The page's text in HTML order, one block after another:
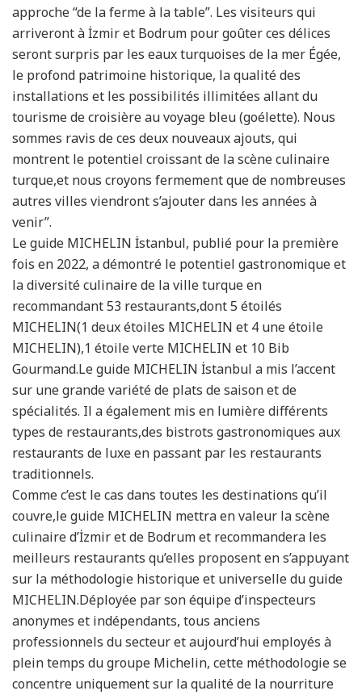
approche “de la ferme à la table”. Les visiteurs qui
arriveront à İzmir et Bodrum pour goûter ces délices
seront surpris par les eaux turquoises de la mer Égée,
le profond patrimoine historique, la qualité des
installations et les possibilités illimitées allant du
tourisme de croisière au voyage bleu (goélette). Nous
sommes ravis de ces deux nouveaux ajouts, qui
montrent le potentiel croissant de la scène culinaire
turque,et nous croyons fermement que de nombreuses
autres villes viendront s’ajouter dans les années à
venir”.
Le guide MICHELIN İstanbul, publié pour la première
fois en 2022, a démontré le potentiel gastronomique et
la diversité culinaire de la ville turque en
recommandant 53 restaurants,dont 5 étoilés
MICHELIN(1 deux étoiles MICHELIN et 4 une étoile
MICHELIN),1 étoile verte MICHELIN et 10 Bib
Gourmand.Le guide MICHELIN İstanbul a mis l’accent
sur une grande variété de plats de saison et de
spécialités. Il a également mis en lumière différents
types de restaurants,des bistrots gastronomiques aux
restaurants de luxe en passant par les restaurants
traditionnels.
Comme c’est le cas dans toutes les destinations qu’il
couvre,le guide MICHELIN mettra en valeur la scène
culinaire d’İzmir et de Bodrum et recommandera les
meilleurs restaurants qu’elles proposent en s’appuyant
sur la méthodologie historique et universelle du guide
MICHELIN.Déployée par son équipe d’inspecteurs
anonymes et indépendants, tous anciens
professionnels du secteur et aujourd’hui employés à
plein temps du groupe Michelin, cette méthodologie se
concentre uniquement sur la qualité de la nourriture